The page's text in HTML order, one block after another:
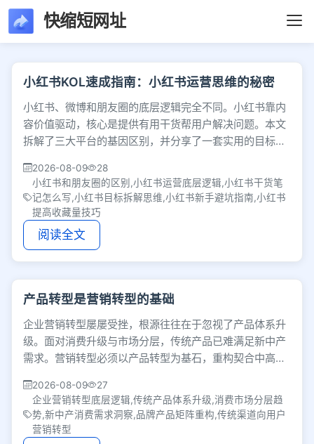
快缩短网址
文章列表 - 第9页 -
小红书KOL速成指南：小红书运营思维的秘密
小红书、微博和朋友圈的底层逻辑完全不同。小红书靠内
容价值驱动，核心是提供有用干货帮用户解决问题。本文
拆解了三大平台的基因区别，并分享了一套实用的目标拆
2026-08-09
28
小红书和朋友圈的区别,小红书运营底层逻辑,小红书干货笔
记怎么写,小红书目标拆解思维,小红书新手避坑指南,小红书
提高收藏量技巧
阅读全文
产品转型是营销转型的基础
企业营销转型屡屡受挫，根源往往在于忽视了产品体系升
级。面对消费升级与市场分层，传统产品已难满足新中产
需求。营销转型必须以产品转型为基石，重构契合中高消
2026-08-09
27
企业营销转型底层逻辑,传统产品体系升级,消费市场分层趋
势,新中产消费需求洞察,品牌产品矩阵重构,传统渠道向用户
营销转型